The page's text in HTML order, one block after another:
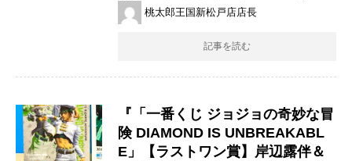
桃太郎王国新松戸店店長
記事を読む
『「一番くじ ジョジョの奇妙な冒
険 DIAMOND IS UNBREAKABL
E」【ラストワン賞】岸辺露伴＆